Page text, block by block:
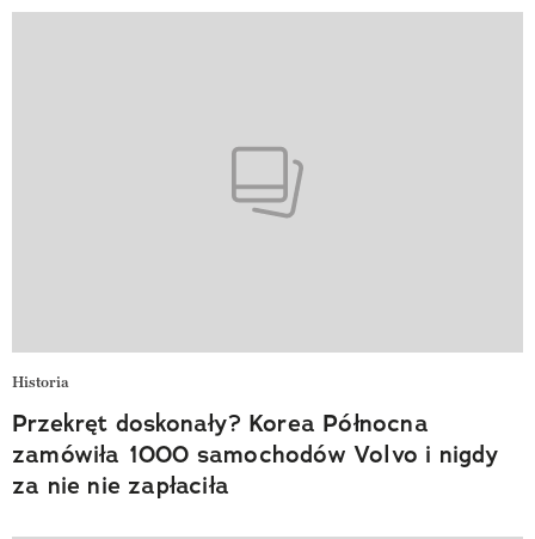
Historia
Przekręt doskonały? Korea Północna
zamówiła 1000 samochodów Volvo i nigdy
za nie nie zapłaciła